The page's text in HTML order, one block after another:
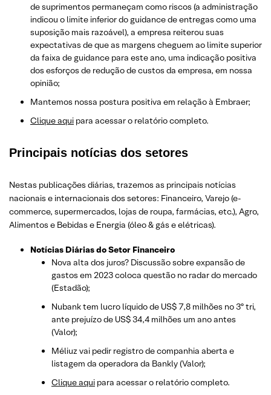
de suprimentos permaneçam como riscos (a administração
indicou o limite inferior do guidance de entregas como uma
suposição mais razoável), a empresa reiterou suas
expectativas de que as margens cheguem ao limite superior
da faixa de guidance para este ano, uma indicação positiva
dos esforços de redução de custos da empresa, em nossa
opinião;
Mantemos nossa postura positiva em relação à Embraer;
Clique aqui para acessar o relatório completo.
Principais notícias dos setores
Nestas publicações diárias, trazemos as principais notícias
nacionais e internacionais dos setores: Financeiro, Varejo(e-
commerce, supermercados, lojas de roupa, farmácias, etc.), Agro,
Alimentos e Bebidas e Energia (óleo & gás e elétricas).
Notícias Diárias do Setor Financeiro
Nova alta dos juros? Discussão sobre expansão de
gastos em 2023 coloca questão no radar do mercado
(Estadão);
Nubank tem lucro líquido de US$ 7,8 milhões no 3º tri,
ante prejuízo de US$ 34,4 milhões um ano antes
(Valor);
Méliuz vai pedir registro de companhia aberta e
listagem da operadora da Bankly (Valor);
Clique aqui para acessar o relatório completo.